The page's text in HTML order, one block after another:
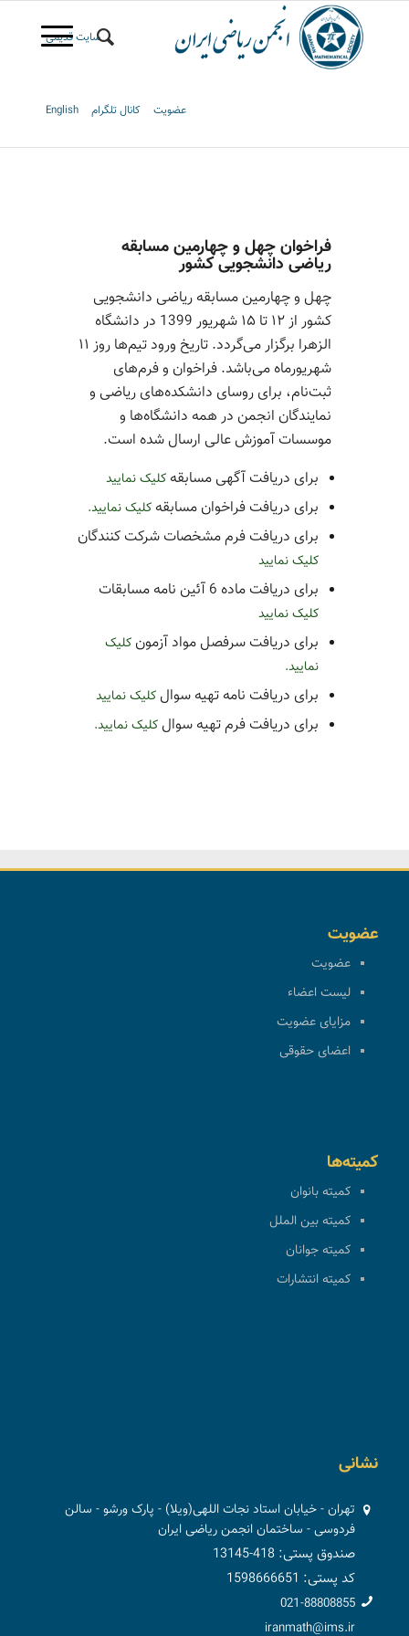
سایت قدیمی
عضویت کانال تلگرام English
فراخوان چهل و چهارمین مسابقه
ریاضی دانشجویی کشور
چهل و چهارمین مسابقه ریاضی دانشجویی
کشور از ۱۲ تا ۱۵ شهریور 1399 در دانشگاه
الزهرا برگزار می‌گردد. تاریخ ورود تیم‌ها روز ۱۱
شهریورماه می‌باشد. فراخوان و فرم‌های
ثبت‌نام، برای روسای دانشکده‌های ریاضی و
نمایندگان انجمن در همه دانشگاه‌ها و
موسسات آموزش عالی ارسال شده است.
برای دریافت آگهی مسابقه کلیک نمایید
برای دریافت فراخوان مسابقه کلیک نمایید.
برای دریافت فرم مشخصات شرکت کنندگان
کلیک نمایید
برای دریافت ماده 6 آئین نامه مسابقات
کلیک نمایید
برای دریافت سرفصل مواد آزمون کلیک
نمایید.
برای دریافت نامه تهیه سوال کلیک نمایید
برای دریافت فرم تهیه سوال کلیک نمایید.
عضویت
عضویت
لیست اعضاء
مزایای عضویت
اعضای حقوقی
کمیته‌ها
کمیته بانوان
کمیته بین الملل
کمیته جوانان
کمیته انتشارات
نشانی
تهران - خیابان استاد نجات اللهی(ویلا) - پارک ورشو - سالن
فردوسی - ساختمان انجمن ریاضی ایران
صندوق پستی: 418-13145
کد پستی: 1598666651
021-88808855
iranmath@ims.ir